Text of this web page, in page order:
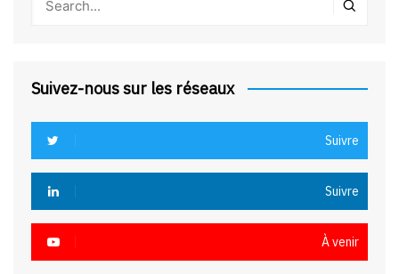
Suivez-nous sur les réseaux
Suivre
Suivre
À venir